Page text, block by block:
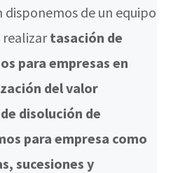
de un equipo
tasación de
para empresas en
del valor
disolución de
para empresa como
sucesiones y